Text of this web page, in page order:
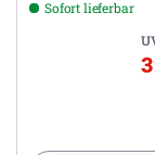
Sofort lieferbar